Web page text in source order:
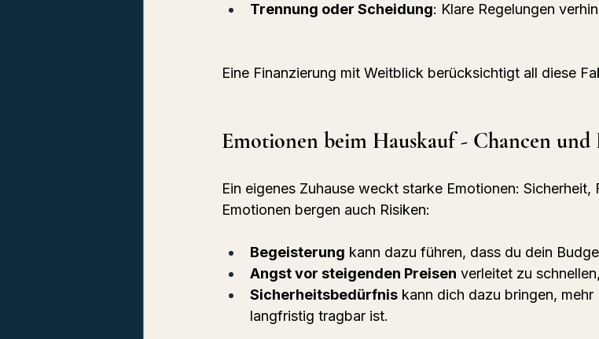
Trennung oder Scheidung: Klare Regelungen
Eine Finanzierung mit Weitblick berücksichtigt all diese
Emotionen beim Hauskauf - Chancen und
Ein eigenes Zuhause weckt starke Emotionen: Sicherheit,
Emotionen bergen auch Risiken:
Begeisterung kann dazu führen, dass du dein
Angst vor steigenden Preisen verleitet zu
Sicherheitsbedürfnis kann dich dazu bringen,
langfristig tragbar ist.